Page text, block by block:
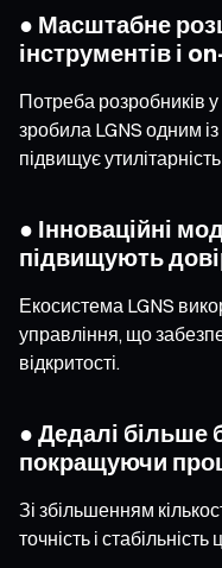
● Масштабне
інструментів і
Потреба розробників
зробила LGNS одним
підвищує
● Інноваційні
підвищують
Екосистема LGNS
управління, що
відкритості.
● Дедалі більше
покращуючи
Зі збільшенням
точність і